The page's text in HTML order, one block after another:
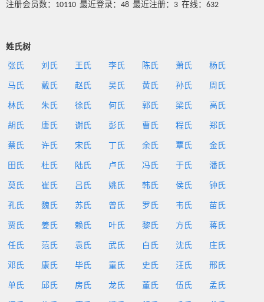
注册会员数：10110 最近登录：48 最近注册：3 在线：632
姓氏树
张氏 刘氏 王氏 李氏 陈氏 萧氏 杨氏
马氏 戴氏 赵氏 吴氏 黄氏 孙氏 周氏
林氏 朱氏 徐氏 何氏 郭氏 梁氏 高氏
胡氏 唐氏 谢氏 彭氏 曹氏 程氏 郑氏
蔡氏 许氏 宋氏 丁氏 余氏 覃氏 金氏
田氏 杜氏 陆氏 卢氏 冯氏 于氏 潘氏
莫氏 崔氏 吕氏 姚氏 韩氏 侯氏 钟氏
孔氏 魏氏 苏氏 曾氏 罗氏 韦氏 苗氏
贾氏 姜氏 赖氏 叶氏 黎氏 方氏 蒋氏
任氏 范氏 袁氏 武氏 白氏 沈氏 庄氏
邓氏 康氏 毕氏 童氏 史氏 汪氏 邢氏
单氏 邱氏 房氏 龙氏 董氏 伍氏 孟氏